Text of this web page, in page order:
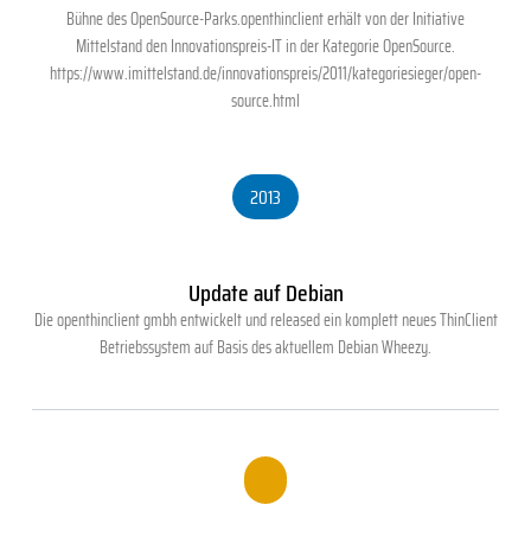
Bühne des OpenSource-Parks.openthinclient erhält von der Initiative
Mittelstand den Innovationspreis-IT in der Kategorie OpenSource.
https://www.imittelstand.de/innovationspreis/2011/kategoriesieger/open-
source.html
2013
Update auf Debian
Die openthinclient gmbh entwickelt und released ein komplett neues ThinClient
Betriebssystem auf Basis des aktuellem Debian Wheezy.